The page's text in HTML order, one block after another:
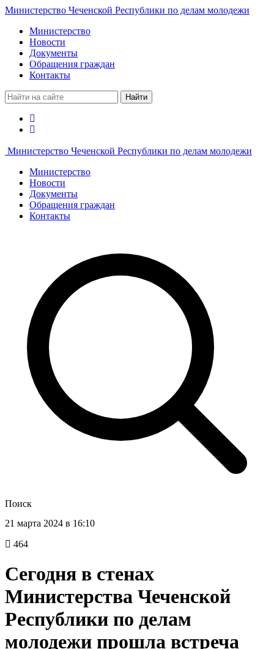
Министерство Чеченской Республики по делам молодежи
Министерство
Новости
Документы
Обращения граждан
Контакты
Найти
Министерство Чеченской Республики по делам молодежи
Министерство
Новости
Документы
Обращения граждан
Контакты
Поиск
21 марта 2024 в 16:10
464
Сегодня в стенах
Министерства Чеченской
Республики по делам
молодежи прошла встреча